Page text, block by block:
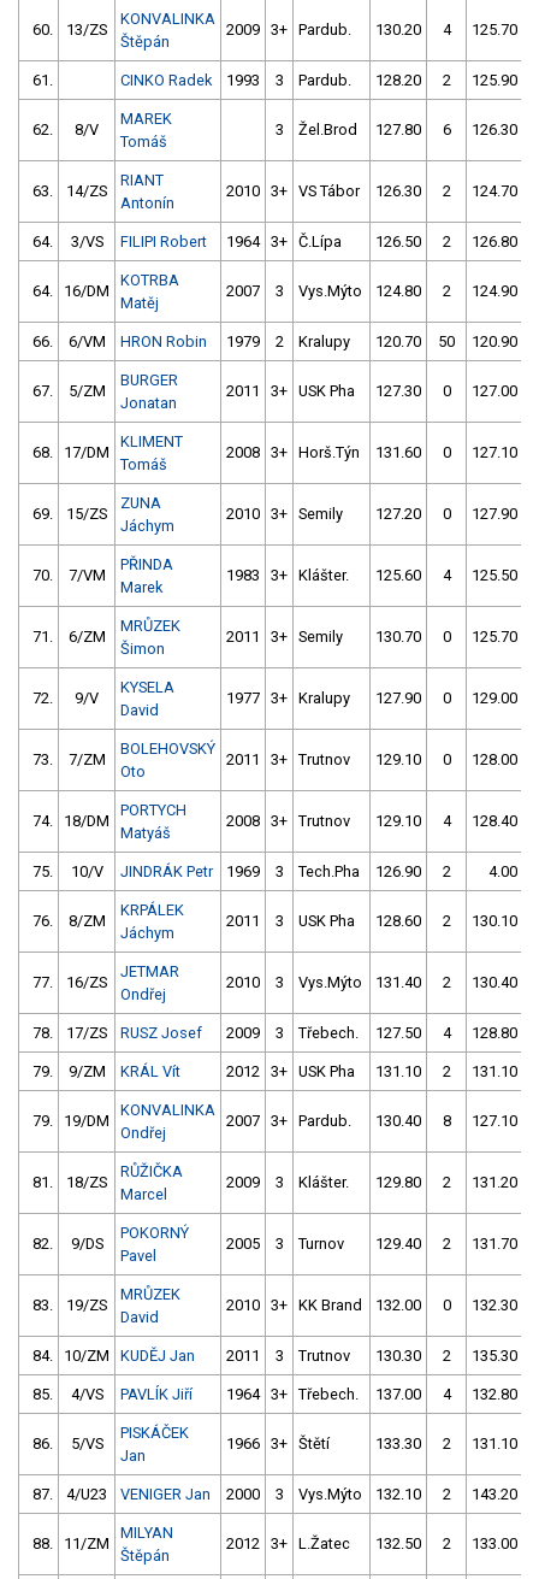
60. 13/ZS
KONVALINKA
Štěpán
2009 3+ Pardub. 130.20 4 125.70
61. CINKO Radek 1993 3 Pardub. 128.20 2 125.90
62. 8/V
MAREK
Tomáš
3 Žel.Brod 127.80 6 126.30
63. 14/ZS
RIANT
Antonín
2010 3+ VS Tábor 126.30 2 124.70
64. 3/VS FILIPI Robert 1964 3+ Č.Lípa 126.50 2 126.80
64. 16/DM
KOTRBA
Matěj
2007 3 Vys.Mýto 124.80 2 124.90
66. 6/VM HRON Robin 1979 2 Kralupy 120.70 50 120.90
67. 5/ZM
BURGER
Jonatan
2011 3+ USK Pha 127.30 0 127.00
68. 17/DM
KLIMENT
Tomáš
2008 3+ Horš.Týn 131.60 0 127.10
69. 15/ZS
ZUNA
Jáchym
2010 3+ Semily 127.20 0 127.90
70. 7/VM
PŘINDA
Marek
1983 3+ Klášter. 125.60 4 125.50
71. 6/ZM
MRŮZEK
Šimon
2011 3+ Semily 130.70 0 125.70
72. 9/V
KYSELA
David
1977 3+ Kralupy 127.90 0 129.00
73. 7/ZM
BOLEHOVSKÝ
Oto
2011 3+ Trutnov 129.10 0 128.00
74. 18/DM
PORTYCH
Matyáš
2008 3+ Trutnov 129.10 4 128.40
75. 10/V JINDRÁK Petr 1969 3 Tech.Pha 126.90 2 4.00
76. 8/ZM
KRPÁLEK
Jáchym
2011 3 USK Pha 128.60 2 130.10
77. 16/ZS
JETMAR
Ondřej
2010 3 Vys.Mýto 131.40 2 130.40
78. 17/ZS RUSZ Josef 2009 3 Třebech. 127.50 4 128.80
79. 9/ZM KRÁL Vít 2012 3+ USK Pha 131.10 2 131.10
79. 19/DM
KONVALINKA
Ondřej
2007 3+ Pardub. 130.40 8 127.10
81. 18/ZS
RŮŽIČKA
Marcel
2009 3 Klášter. 129.80 2 131.20
82. 9/DS
POKORNÝ
Pavel
2005 3 Turnov 129.40 2 131.70
83. 19/ZS
MRŮZEK
David
2010 3+ KK Brand 132.00 0 132.30
84. 10/ZM KUDĚJ Jan 2011 3 Trutnov 130.30 2 135.30
85. 4/VS PAVLÍK Jiří 1964 3+ Třebech. 137.00 4 132.80
86. 5/VS
PISKÁČEK
Jan
1966 3+ Štětí 133.30 2 131.10
87. 4/U23 VENIGER Jan 2000 3 Vys.Mýto 132.10 2 143.20
88. 11/ZM
MILYAN
Štěpán
2012 3+ L.Žatec 132.50 2 133.00